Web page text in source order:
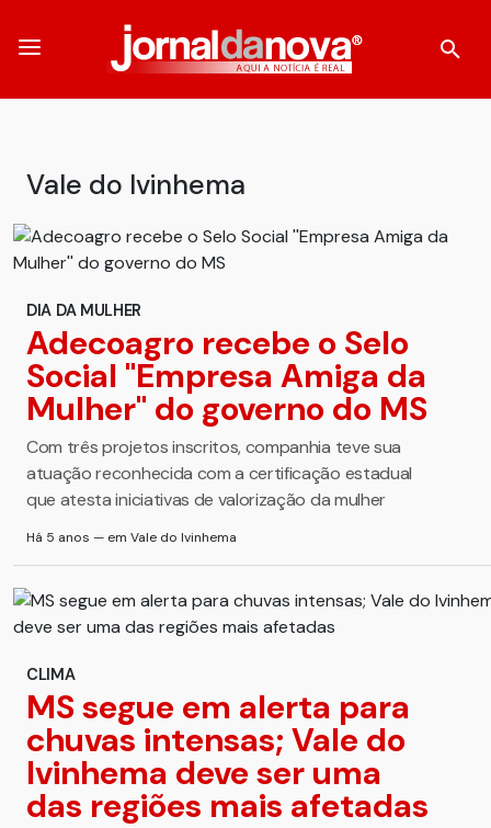
Vale do Ivinhema
DIA DA MULHER
Adecoagro recebe o Selo
Social ''Empresa Amiga da
Mulher'' do governo do MS
Com três projetos inscritos, companhia teve sua
atuação reconhecida com a certificação estadual
que atesta iniciativas de valorização da mulher
Há 5 anos — em Vale do Ivinhema
CLIMA
MS segue em alerta para
chuvas intensas; Vale do
Ivinhema deve ser uma
das regiões mais afetadas